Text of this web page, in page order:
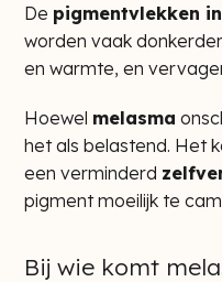
De pigmentvlekken
worden vaak
en warmte, en
Hoewel melasma
het als belastend. Het
een verminderd
pigment moeilijk te
Bij wie komt